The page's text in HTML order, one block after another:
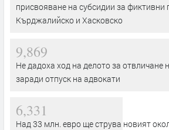
присвояване на субсидии за фиктивни
Кърджалийско и Хасковско
9,869
Не дадоха ход на делото за отвличане
заради отпуск на адвокати
6,331
Над 33 млн. евро ще струва новият